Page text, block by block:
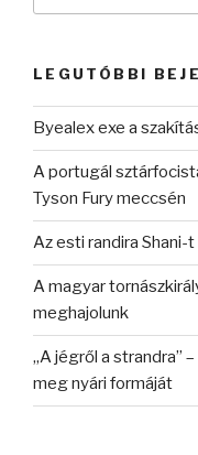
LEGUTÓBBI
Byealex exe a
A portugál
Tyson Fury meccsén
Az esti randira Shani-
A magyar
meghajolunk
„A jégről a strandra”
meg nyári formáját